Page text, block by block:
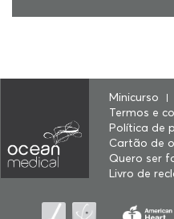
Minicurso
Termos e
Política de
Cartão de
Quero ser
Livro de